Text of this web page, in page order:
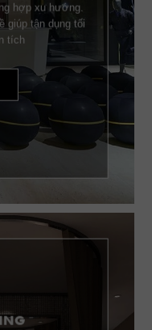
hợp xu hướng.
giúp tận dụng tối
tích